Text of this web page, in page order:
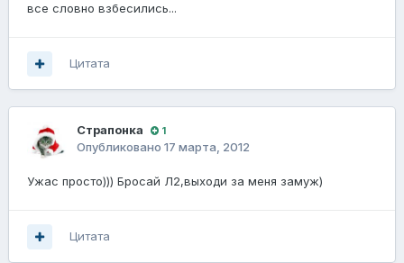
все словно взбесились...
Цитата
Страпонка 1
Опубликовано 17 марта, 2012
Ужас просто))) Бросай Л2,выходи за меня замуж)
Цитата